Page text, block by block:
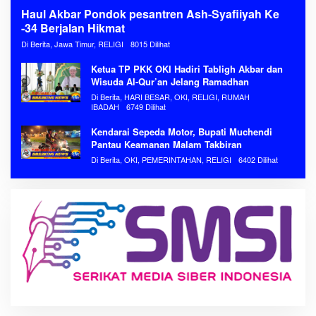
Haul Akbar Pondok pesantren Ash-Syafiiyah Ke
-34 Berjalan Hikmat
Di Berita, Jawa Timur, RELIGI 8015 Dilihat
Ketua TP PKK OKI Hadiri Tabligh Akbar dan
Wisuda Al-Qur’an Jelang Ramadhan
Di Berita, HARI BESAR, OKI, RELIGI, RUMAH
IBADAH
6749 Dilihat
Kendarai Sepeda Motor, Bupati Muchendi
Pantau Keamanan Malam Takbiran
Di Berita, OKI, PEMERINTAHAN, RELIGI 6402 Dilihat